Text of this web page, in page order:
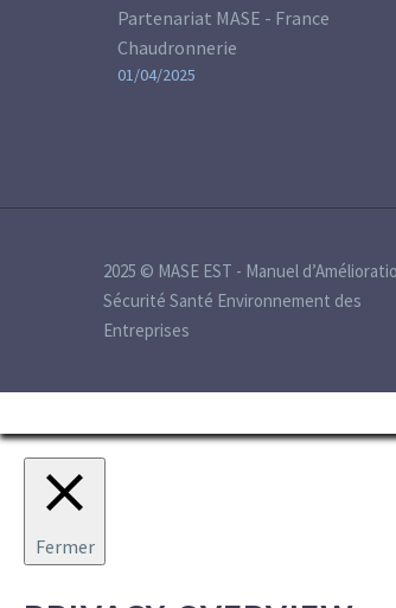
Partenariat MASE - France
Chaudronnerie
01/04/2025
2025 © MASE EST - Manuel
Sécurité Santé Environnement des
Entreprises
Fermer